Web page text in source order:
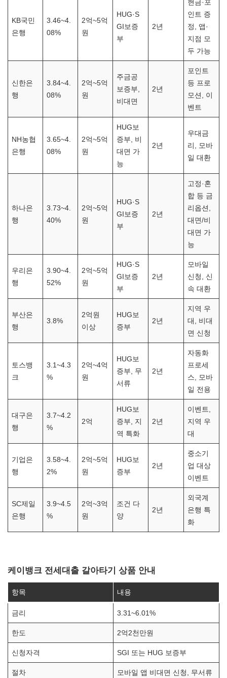
KB국민
은행
3.46~4.
08%
2억~5억
원
HUG·S
GI보증
부
2년
현금·포
인트 증
정, 앱·
지점 모
두 가능
신한은
행
3.84~4.
08%
2억~5억
원
주금공
보증부,
비대면
2년
포인트
등 프로
모션, 이
벤트
NH농협
은행
3.65~4.
08%
2억~5억
원
HUG보
증부, 비
대면 가
능
2년
우대금
리, 모바
일 대환
하나은
행
3.73~4.
40%
2억~5억
원
HUG·S
GI보증
부
2년
고정·혼
합 등 금
리옵션,
대면/비
대면 가
능
우리은
행
3.90~4.
52%
2억~5억
원
HUG·S
GI보증
부
2년
모바일
신청, 신
속 대환
부산은
행
3.8%
2억원
이상
HUG보
증부
2년
지역 우
대, 비대
면 신청
토스뱅
크
3.1~4.3
%
2억~4억
원
HUG보
증부, 무
서류
2년
자동화
프로세
스, 모바
일 전용
대구은
행
3.7~4.2
%
2억
HUG보
증부, 지
역 특화
2년
이벤트,
지역 우
대
기업은
행
3.58~4.
2%
2억~5억
원
HUG보
증부
2년
중소기
업 대상
이벤트
SC제일
은행
3.9~4.5
%
2억~3억
원
조건 다
양
2년
외국계
은행 특
화
케이뱅크 전세대출 갈아타기 상품 안내
항목 내용
금리 3.31~6.01%
한도 2억2천만원
신청자격 SGI 또는 HUG 보증부
절차 모바일 앱 비대면 신청, 무서류